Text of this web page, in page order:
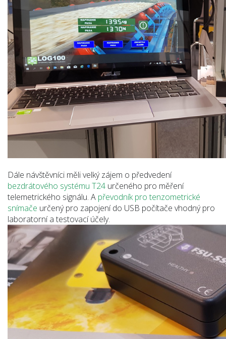
Dále návštěvníci měli velký zájem o předvedení
bezdrátového systému T24 určeného pro měření
telemetrického signálu. A převodník pro tenzometrické
snímače určený pro zapojení do USB počítače vhodný pro
laboratorní a testovací účely.